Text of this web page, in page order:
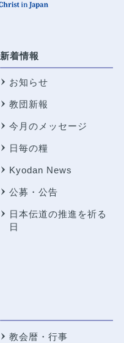
新着情報
お知らせ
教団新報
今月のメッセージ
日毎の糧
Kyodan News
公募・公告
日本伝道の推進を祈る
日
教会暦・行事